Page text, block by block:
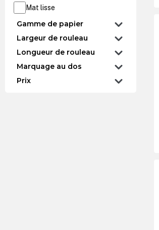
Mat lisse
Gamme de papier
Largeur de rouleau
Longueur de rouleau
Marquage au dos
Prix